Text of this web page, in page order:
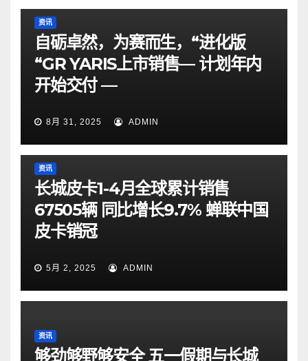
资讯
自砺卓然，为赛而生，“进化版
“GR YARIS上市销售— 计划年内
开始交付 —
8月 31, 2025 ADMIN
资讯
长城皮卡1-4月全球累计销售
67505辆 同比增长9.7% 蝉联中国
皮卡销冠
5月 2, 2025 ADMIN
资讯
够劲够野够安全 五一假期与长城